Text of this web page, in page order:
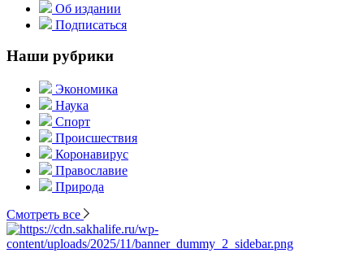
Об издании
Подписаться
Наши рубрики
Экономика
Наука
Спорт
Происшествия
Коронавирус
Православие
Природа
Смотреть все